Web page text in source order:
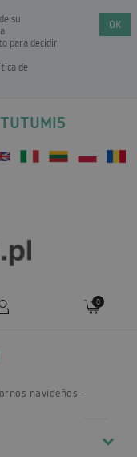
su
para decidir
de
OK
TUTUMI5
0
navideños